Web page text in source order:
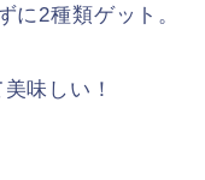
に2種類ゲット。
味しい！